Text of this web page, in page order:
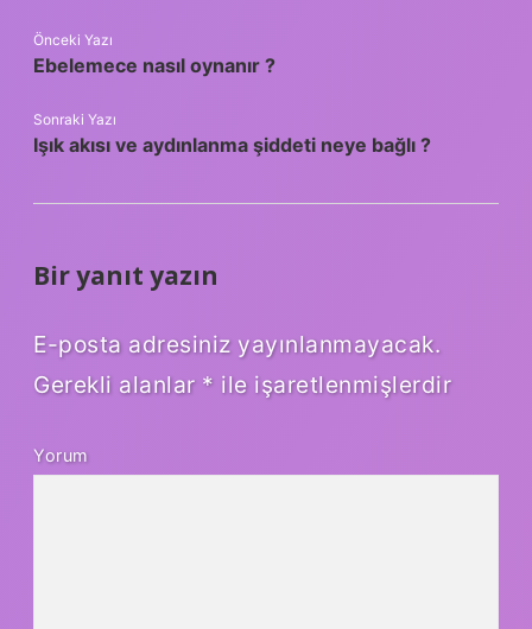
Önceki Yazı
Ebelemece nasıl oynanır ?
Sonraki Yazı
Işık akısı ve aydınlanma şiddeti neye bağlı ?
Bir yanıt yazın
E-posta adresiniz yayınlanmayacak.
Gerekli alanlar * ile işaretlenmişlerdir
Yorum